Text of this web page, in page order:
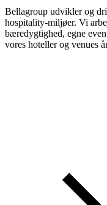
Bellagroup udvikler og
hospitality-miljøer. Vi
bæredygtighed, egne
vores hoteller og venues